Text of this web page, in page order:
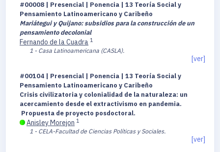
#00008 | Presencial | Ponencia | 13 Teoría Social y
Pensamiento Latinoamericano y Caribeño
Mariátegui y Quijano: subsidios para la construcción de un
pensamiento decolonial
Fernando de la Cuadra 1
1 - Casa Latinoamericana (CASLA).
[ver]
#00104 | Presencial | Ponencia | 13 Teoría Social y
Pensamiento Latinoamericano y Caribeño
Crisis civilizatoria y colonialidad de la naturaleza: un
acercamiento desde el extractivismo en pandemia.
Propuesta de proyecto posdoctoral.
Anisley Morejon 1
1 - CELA-Facultad de Ciencias Políticas y Sociales.
[ver]